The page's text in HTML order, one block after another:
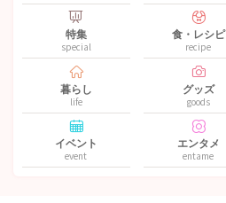
特集
special
食・レシピ
recipe
暮らし
life
グッズ
goods
イベント
event
エンタメ
entame